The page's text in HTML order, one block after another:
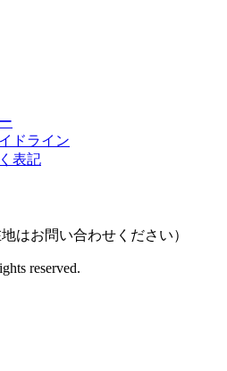
ドライン
表記
はお問い合わせください）
reserved.